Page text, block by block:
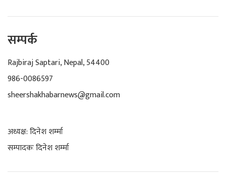
सम्पर्क
Rajbiraj Saptari, Nepal, 54400
986-0086597
sheershakhabarnews@gmail.com
अध्यक्ष: दिनेश शर्म्मा
सम्पादकः दिनेश शर्म्मा